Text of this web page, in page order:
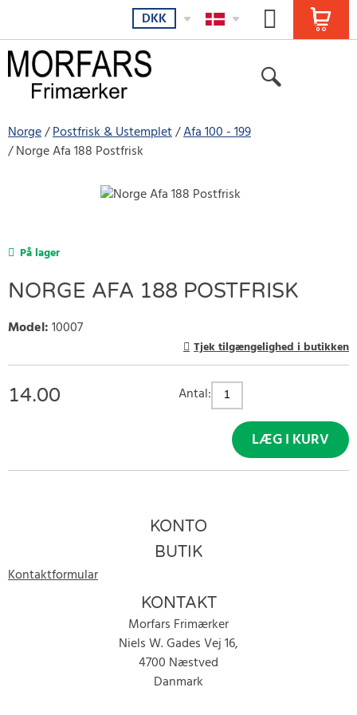
DKK
Norge Postfrisk & Ustemplet Afa 100 - 199
Norge Afa 188 Postfrisk
På lager
NORGE AFA 188 POSTFRISK
Model:10007
Tjek tilgængelighed i butikken
14.00 Antal:
LÆG I KURV
KONTO
BUTIK
Kontaktformular
KONTAKT
Morfars Frimærker
Niels W. Gades Vej 16,
4700 Næstved
Danmark